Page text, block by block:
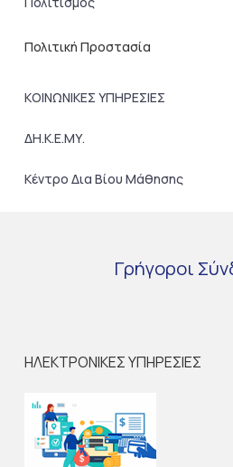
Πολιτική Προστασία
ΚΟΙΝΩΝΙΚΕΣ ΥΠΗΡΕΣΙΕΣ
ΔΗ.Κ.Ε.ΜΥ.
Κέντρο Δια Βίου Μάθησης
Γρήγοροι
ΗΛΕΚΤΡΟΝΙΚΕΣ ΥΠΗΡΕΣΙΕΣ